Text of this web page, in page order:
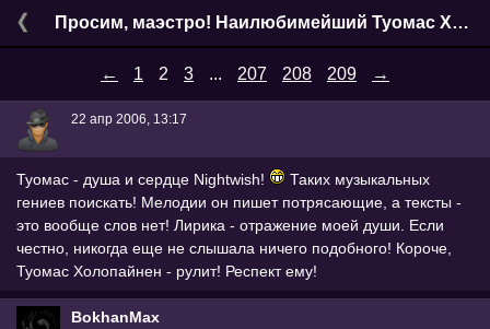
Просим, маэстро! Наилюбимейший Туомaс Холопайнен
← 1 2 3 ... 207 208 209 →
22 апр 2006, 13:17
Туомас - душа и сердце Nightwish!
Таких музыкальных
гениев поискать! Мелодии он пишет потрясающие, а тексты -
это вообще слов нет! Лирика - отражение моей души. Если
честно, никогда еще не слышала ничего подобного! Короче,
Туомас Холопайнен - рулит! Респект ему!
BokhanMax